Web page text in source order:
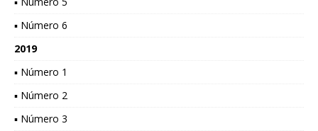
▪ Número 6
2019
▪ Número 1
▪ Número 2
▪ Número 3